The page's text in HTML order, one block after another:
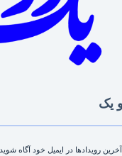
یک
رویدادها در ایمیل خود آگاه شوید.